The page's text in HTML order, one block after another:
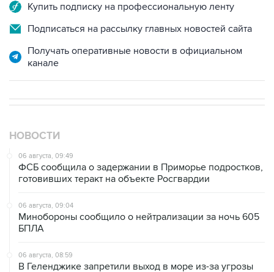
Купить подписку на профессиональную ленту
Подписаться на рассылку главных новостей сайта
Получать оперативные новости в официальном
канале
НОВОСТИ
06 августа, 09:49
ФСБ сообщила о задержании в Приморье подростков,
готовивших теракт на объекте Росгвардии
06 августа, 09:04
Минобороны сообщило о нейтрализации за ночь 605
БПЛА
06 августа, 08:59
В Геленджике запретили выход в море из-за угрозы